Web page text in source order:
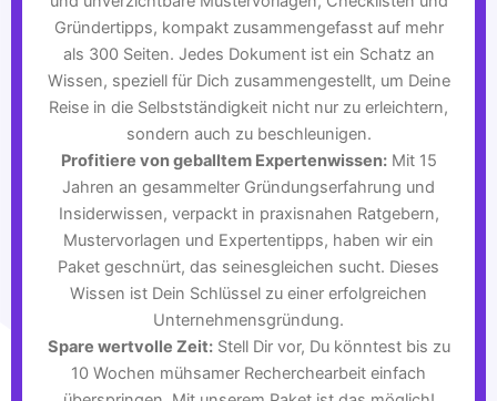
Gründertipps, kompakt zusammengefasst auf mehr
als 300 Seiten. Jedes Dokument ist ein Schatz an
Wissen, speziell für Dich zusammengestellt, um Deine
Reise in die Selbstständigkeit nicht nur zu erleichtern,
sondern auch zu beschleunigen.
Profitiere von geballtem Expertenwissen:Mit 15
Jahren an gesammelter Gründungserfahrung und
Insiderwissen, verpackt in praxisnahen Ratgebern,
Mustervorlagen und Expertentipps, haben wir ein
Paket geschnürt, das seinesgleichen sucht. Dieses
Wissen ist Dein Schlüssel zu einer erfolgreichen
Unternehmensgründung.
Spare wertvolle Zeit:Stell Dir vor, Du könntest bis zu
10 Wochen mühsamer Recherchearbeit einfach